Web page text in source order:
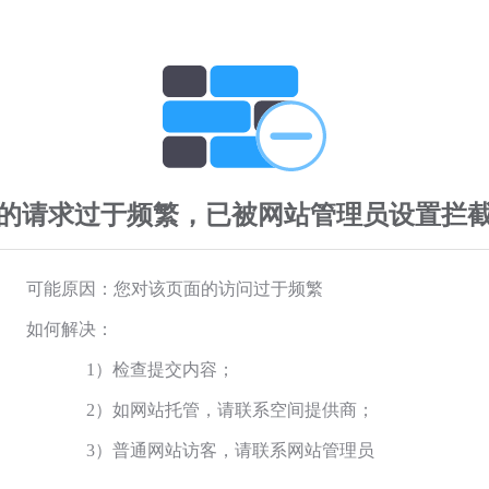
请求过于频繁，已被网站管理员设置拦
可能原因：您对该页面的访问过于频繁
如何解决：
1）检查提交内容；
2）如网站托管，请联系空间提供商；
3）普通网站访客，请联系网站管理员